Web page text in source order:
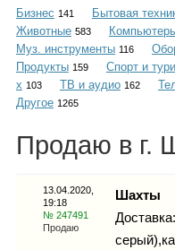
Бизнес 141 Бытовая
Животные 583
Муз. инструменты 116
Продукты 159 Спорт и
х 103 ТВ и аудио 162
Другое 1265
Продаю в г.
13.04.2020,
19:18
№ 247491
Продаю
Шахты